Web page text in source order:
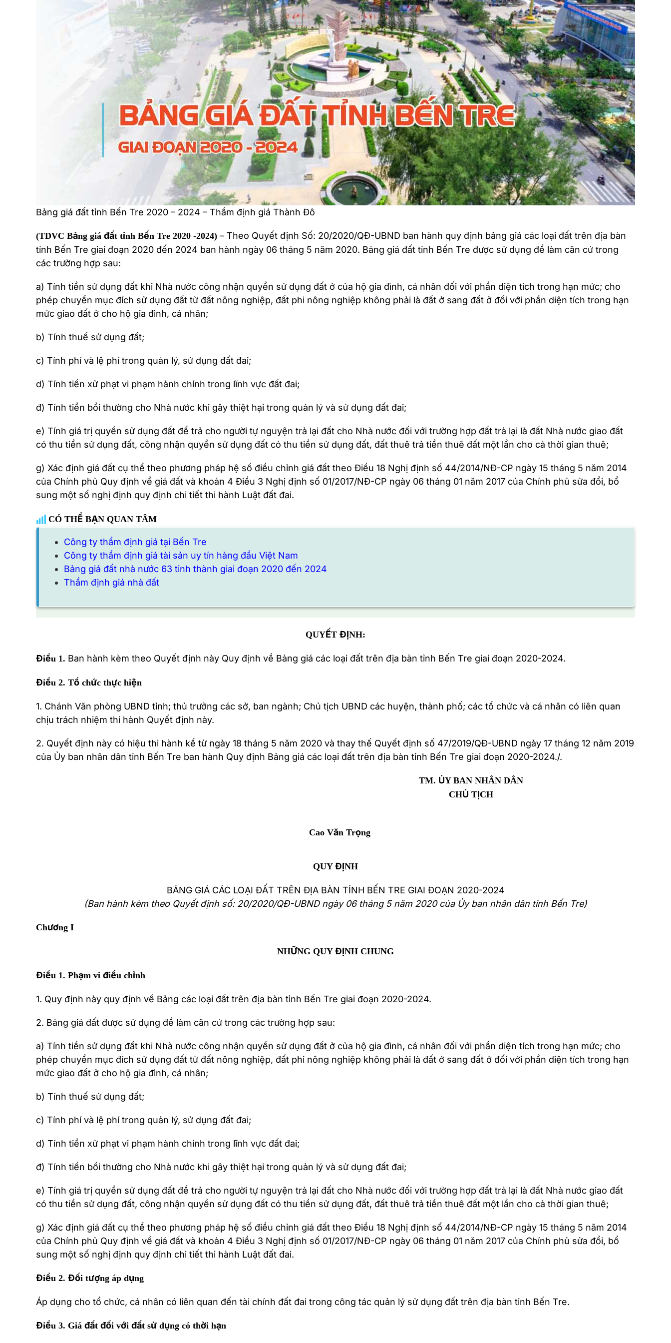
Bảng giá đất tỉnh Bến Tre 2020 – 2024 – Thẩm định giá Thành Đô
(TDVC Bảng giá đất tỉnh Bến Tre 2020 -2024) – Theo Quyết định Số: 20/2020/QĐ-UBND ban hành quy định bảng giá các loại đất trên địa bàn
tỉnh Bến Tre giai đoạn 2020 đến 2024 ban hành ngày 06 tháng 5 năm 2020. Bảng giá đất tỉnh Bến Tre được sử dụng để làm căn cứ trong
các trường hợp sau:
a) Tính tiền sử dụng đất khi Nhà nước công nhận quyền sử dụng đất ở của hộ gia đình, cá nhân đối với phần diện tích trong hạn mức; cho
phép chuyển mục đích sử dụng đất từ đất nông nghiệp, đất phi nông nghiệp không phải là đất ở sang đất ở đối với phần diện tích trong hạn
mức giao đất ở cho hộ gia đình, cá nhân;
b) Tính thuế sử dụng đất;
c) Tính phí và lệ phí trong quản lý, sử dụng đất đai;
d) Tính tiền xử phạt vi phạm hành chính trong lĩnh vực đất đai;
đ) Tính tiền bồi thường cho Nhà nước khi gây thiệt hại trong quản lý và sử dụng đất đai;
e) Tính giá trị quyền sử dụng đất để trả cho người tự nguyện trả lại đất cho Nhà nước đối với trường hợp đất trả lại là đất Nhà nước giao đất
có thu tiền sử dụng đất, công nhận quyền sử dụng đất có thu tiền sử dụng đất, đất thuê trả tiền thuê đất một lần cho cả thời gian thuê;
g) Xác định giá đất cụ thể theo phương pháp hệ số điều chỉnh giá đất theo Điều 18 Nghị định số 44/2014/NĐ-CP ngày 15 tháng 5 năm 2014
của Chính phủ Quy định về giá đất và khoản 4 Điều 3 Nghị định số 01/2017/NĐ-CP ngày 06 tháng 01 năm 2017 của Chính phủ sửa đổi, bổ
sung một số nghị định quy định chi tiết thi hành Luật đất đai.
CÓ THỂ BẠN QUAN TÂM
Công ty thẩm định giá tại Bến Tre
Công ty thẩm định giá tài sản uy tín hàng đầu Việt Nam
Bảng giá đất nhà nước 63 tỉnh thành giai đoạn 2020 đến 2024
Thẩm định giá nhà đất
QUYẾT ĐỊNH:
Điều 1. Ban hành kèm theo Quyết định này Quy định về Bảng giá các loại đất trên địa bàn tỉnh Bến Tre giai đoạn 2020-2024.
Điều 2. Tổ chức thực hiện
1. Chánh Văn phòng UBND tỉnh; thủ trưởng các sở, ban ngành; Chủ tịch UBND các huyện, thành phố; các tổ chức và cá nhân có liên quan
chịu trách nhiệm thi hành Quyết định này.
2. Quyết định này có hiệu thi hành kể từ ngày 18 tháng 5 năm 2020 và thay thế Quyết định số 47/2019/QĐ-UBND ngày 17 tháng 12 năm 2019
của Ủy ban nhân dân tỉnh Bến Tre ban hành Quy định Bảng giá các loại đất trên địa bàn tỉnh Bến Tre giai đoạn 2020-2024./.
TM. ỦY BAN NHÂN DÂN
CHỦ TỊCH
Cao Văn Trọng
QUY ĐỊNH
BẢNG GIÁ CÁC LOẠI ĐẤT TRÊN ĐỊA BÀN TỈNH BẾN TRE GIAI ĐOẠN 2020-2024
(Ban hành kèm theo Quyết định số: 20/2020/QĐ-UBND ngày 06 tháng 5 năm 2020 của Ủy ban nhân dân tỉnh Bến Tre)
Chương I
NHỮNG QUY ĐỊNH CHUNG
Điều 1. Phạm vi điều chỉnh
1. Quy định này quy định về Bảng các loại đất trên địa bàn tỉnh Bến Tre giai đoạn 2020-2024.
2. Bảng giá đất được sử dụng để làm căn cứ trong các trường hợp sau:
a) Tính tiền sử dụng đất khi Nhà nước công nhận quyền sử dụng đất ở của hộ gia đình, cá nhân đối với phần diện tích trong hạn mức; cho
phép chuyển mục đích sử dụng đất từ đất nông nghiệp, đất phi nông nghiệp không phải là đất ở sang đất ở đối với phần diện tích trong hạn
mức giao đất ở cho hộ gia đình, cá nhân;
b) Tính thuế sử dụng đất;
c) Tính phí và lệ phí trong quản lý, sử dụng đất đai;
d) Tính tiền xử phạt vi phạm hành chính trong lĩnh vực đất đai;
đ) Tính tiền bồi thường cho Nhà nước khi gây thiệt hại trong quản lý và sử dụng đất đai;
e) Tính giá trị quyền sử dụng đất để trả cho người tự nguyện trả lại đất cho Nhà nước đối với trường hợp đất trả lại là đất Nhà nước giao đất
có thu tiền sử dụng đất, công nhận quyền sử dụng đất có thu tiền sử dụng đất, đất thuê trả tiền thuê đất một lần cho cả thời gian thuê;
g) Xác định giá đất cụ thể theo phương pháp hệ số điều chỉnh giá đất theo Điều 18 Nghị định số 44/2014/NĐ-CP ngày 15 tháng 5 năm 2014
của Chính phủ Quy định về giá đất và khoản 4 Điều 3 Nghị định số 01/2017/NĐ-CP ngày 06 tháng 01 năm 2017 của Chính phủ sửa đổi, bổ
sung một số nghị định quy định chi tiết thi hành Luật đất đai.
Điều 2. Đối tượng áp dụng
Áp dụng cho tổ chức, cá nhân có liên quan đến tài chính đất đai trong công tác quản lý sử dụng đất trên địa bàn tỉnh Bến Tre.
Điều 3. Giá đất đối với đất sử dụng có thời hạn